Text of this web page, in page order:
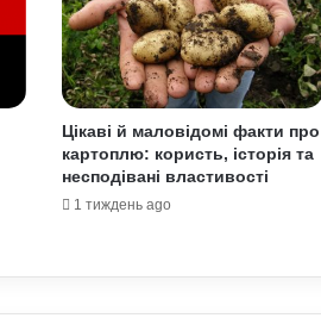
Цікаві й маловідомі факти про
картоплю: користь, історія та
несподівані властивості
1 тиждень ago